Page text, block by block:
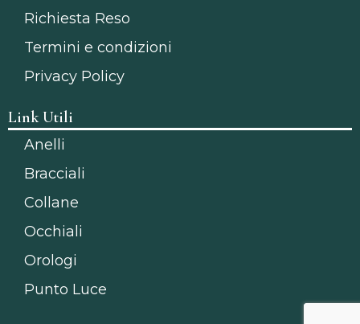
Richiesta Reso
Termini e condizioni
Privacy Policy
Link Utili
Anelli
Bracciali
Collane
Occhiali
Orologi
Punto Luce